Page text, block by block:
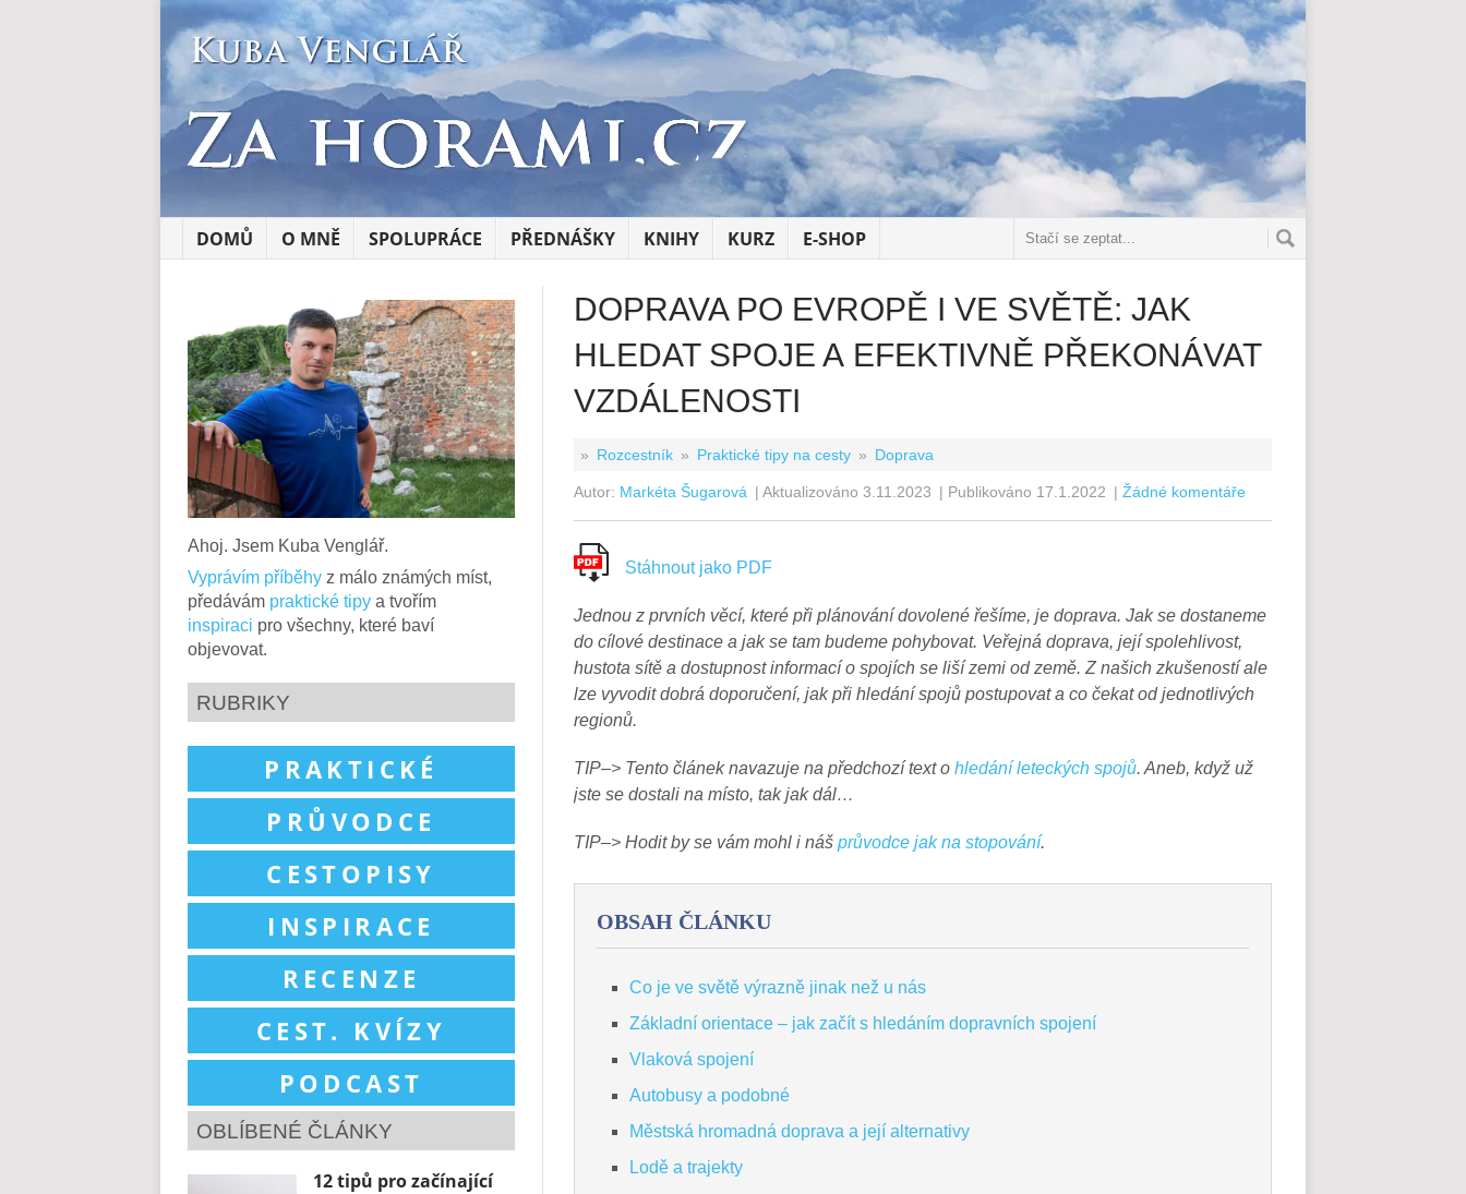
DOMŮ O MNĚ SPOLUPRÁCE PŘEDNÁŠKY KNIHY KURZ E-SHOP
DOPRAVA PO EVROPĚ I VE SVĚTĚ: JAK
HLEDAT SPOJE A EFEKTIVNĚ PŘEKONÁVAT
VZDÁLENOSTI
» Rozcestník » Praktické tipy na cesty » Doprava
Autor: Markéta Šugarová | Aktualizováno 3.11.2023 | Publikováno 17.1.2022 | Žádné komentáře
Stáhnout jako PDF
Jednou z prvních věcí, které při plánování dovolené řešíme, je doprava. Jak se dostaneme
do cílové destinace a jak se tam budeme pohybovat. Veřejná doprava, její spolehlivost,
hustota sítě a dostupnost informací o spojích se liší zemi od země. Z našich zkušeností ale
lze vyvodit dobrá doporučení, jak při hledání spojů postupovat a co čekat od jednotlivých
regionů.
TIP–> Tento článek navazuje na předchozí text o hledání leteckých spojů. Aneb, když už
jste se dostali na místo, tak jak dál…
TIP–> Hodit by se vám mohl i náš průvodce jak na stopování.
OBSAH ČLÁNKU
Co je ve světě výrazně jinak než u nás
Základní orientace – jak začít s hledáním dopravních spojení
Vlaková spojení
Autobusy a podobné
Městská hromadná doprava a její alternativy
Lodě a trajekty
Ahoj. Jsem Kuba Venglář.
Vyprávím příběhy z málo známých míst,
předávám praktické tipy a tvořím
inspiraci pro všechny, které baví
objevovat.
RUBRIKY
PRAKTICKÉ
PRŮVODCE
CESTOPISY
INSPIRACE
RECENZE
CEST. KVÍZY
PODCAST
OBLÍBENÉ ČLÁNKY
12 tipů pro začínající